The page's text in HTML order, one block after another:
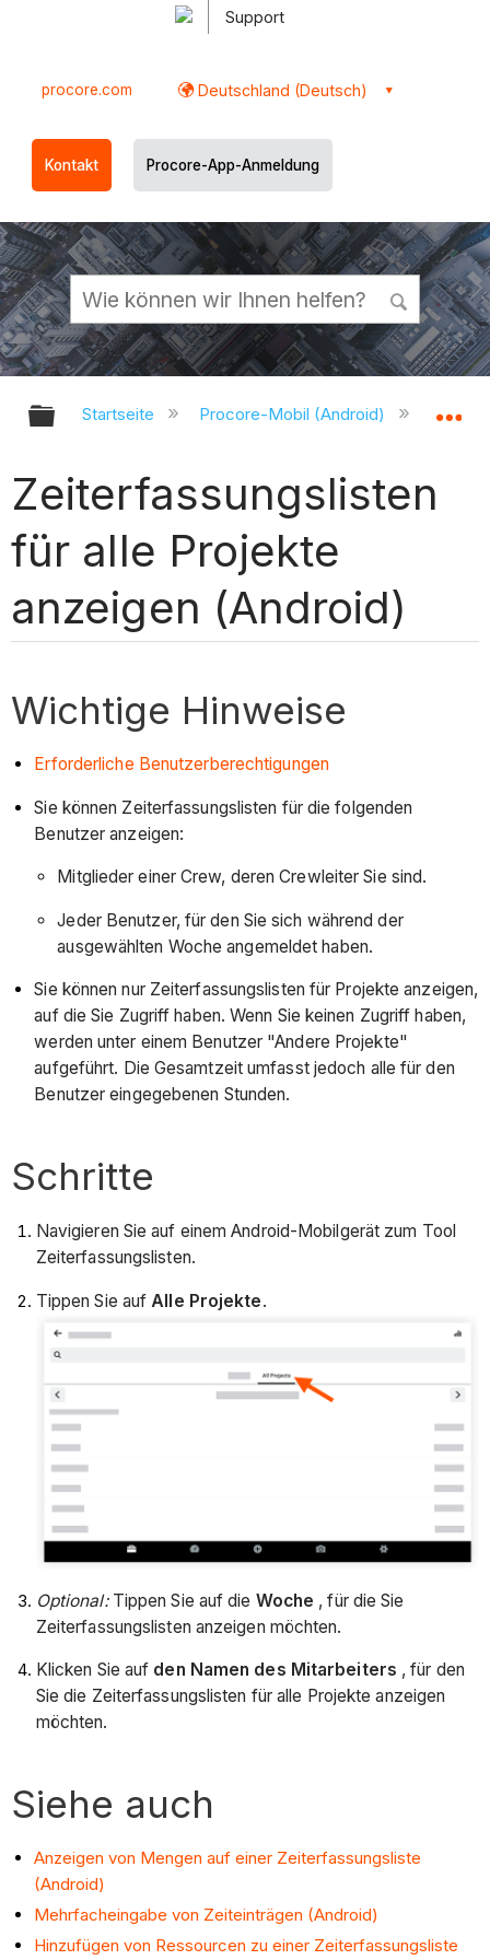
Support
procore.com Deutschland (Deutsch)
Kontakt Procore-App-Anmeldung
Globale Hierarchie auf- und
Startseite Procore-Mobil (Android)
Zeiterfassungslisten
für alle Projekte
anzeigen (Android)
Wichtige Hinweise
Erforderliche Benutzerberechtigungen
Sie können Zeiterfassungslisten für die folgenden
Benutzer anzeigen:
Mitglieder einer Crew, deren Crewleiter Sie sind.
Jeder Benutzer, für den Sie sich während der
ausgewählten Woche angemeldet haben.
Sie können nur Zeiterfassungslisten für Projekte anzeigen,
auf die Sie Zugriff haben. Wenn Sie keinen Zugriff haben,
werden unter einem Benutzer "Andere Projekte"
aufgeführt. Die Gesamtzeit umfasst jedoch alle für den
Benutzer eingegebenen Stunden.
Schritte
Navigieren Sie auf einem Android-Mobilgerät zum Tool
Zeiterfassungslisten.
Tippen Sie aufAlle Projekte.
Optional:Tippen Sie auf die Woche , für die Sie
Zeiterfassungslisten anzeigen möchten.
Klicken Sie auf den Namen des Mitarbeiters , für den
Sie die Zeiterfassungslisten für alle Projekte anzeigen
möchten.
Siehe auch
Anzeigen von Mengen auf einer Zeiterfassungsliste
(Android)
Mehrfacheingabe von Zeiteinträgen (Android)
Hinzufügen von Ressourcen zu einer Zeiterfassungsliste